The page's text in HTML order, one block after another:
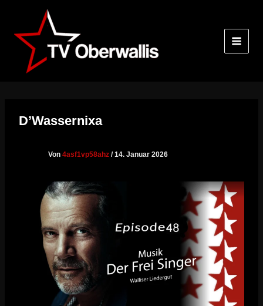
springen
D’Wassernixa
Von 4asf1vp58ahz /14. Januar 2026